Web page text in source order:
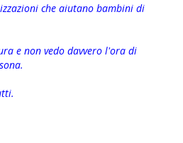
che aiutano bambini di
e non vedo davvero l'ora di